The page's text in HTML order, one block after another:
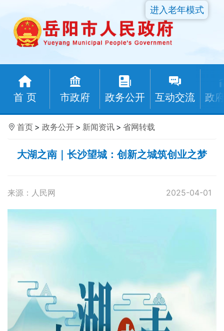
首 页 市政府 政务公开 互动交流 政
进入老年模式
首页 > 政务公开 > 新闻资讯 > 省网转载
大湖之南｜长沙望城：创新之城筑创业之梦
来源：人民网 2025-04-01